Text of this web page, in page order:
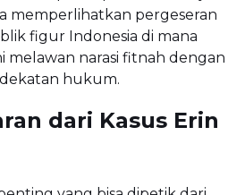
memperlihatkan pergeseran
figur Indonesia di mana
melawan narasi fitnah dengan
hukum.
dari Kasus Erin